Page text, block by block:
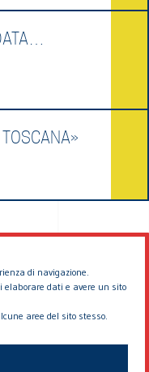
di navigazione.
elaborare dati e avere un sito
aree del sito stesso.